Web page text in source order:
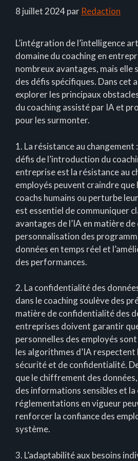
8 juillet 2024par Redaction
L’intégration de l’intelligence
domaine du coaching en
nombreux avantages, mais elle
des défis spécifiques. Dans cet
explorer les principaux
du coaching assisté par IA et
pour les surmonter.
1. La résistance au changement
défis de l’introduction du
entreprise est la résistance au
employés peuvent craindre que
coachs humains ou perturbe
est essentiel de communiquer
avantages de l’IA en matière
personnalisation des
données en temps réel et
des performances.
2. La confidentialité des
dans le coaching soulève des
matière de confidentialité des
entreprises doivent garantir
personnelles des employés
les algorithmes d’IA respectent
sécurité et de confidentialité.
que le chiffrement des
des informations sensibles et
réglementations en vigueur
renforcer la confiance des
système.
3. L’adaptabilité aux besoins